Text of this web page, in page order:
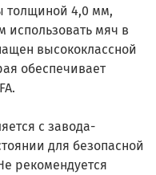
толщиной 4,0 мм,
использовать мяч в
высококлассной
обеспечивает
с завода-
для безопасной
рекомендуется